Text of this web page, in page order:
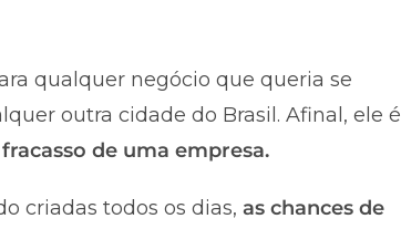
qualquer negócio que queria se
outra cidade do Brasil. Afinal, ele é
de uma empresa.
criadas todos os dias, as chances de